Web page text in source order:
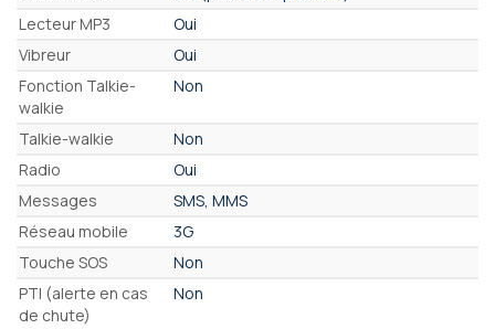
Lecteur MP3
Oui
Vibreur
Oui
Fonction Talkie-
walkie
Non
Talkie-walkie
Non
Radio
Oui
Messages
SMS, MMS
Réseau mobile
3G
Touche SOS
Non
PTI (alerte en cas
de chute)
Non